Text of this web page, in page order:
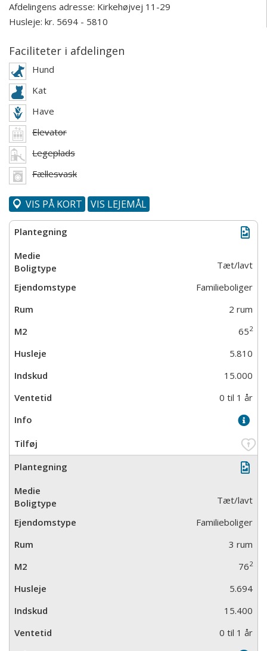
Afdelingens adresse: Kirkehøjvej 11-29
Husleje: kr. 5694 - 5810
Faciliteter i afdelingen
Hund
Kat
Have
Elevator
Legeplads
Fællesvask
VIS PÅ KORT VIS LEJEMÅL
Tæt/lavt
Familieboliger
2 rum
652
5.810
15.000
0 til 1 år
Tæt/lavt
Familieboliger
3 rum
762
5.694
15.400
0 til 1 år